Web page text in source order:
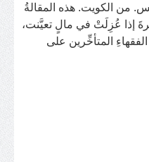
من الكويت. هذه المقالةُ
إذا عُزِلَتْ في مالٍ تعيَّنت،
المتأخِّرين على